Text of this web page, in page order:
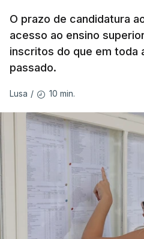
O prazo de candidatura
acesso ao ensino
inscritos do que em toda
passado.
Lusa / 10 min.